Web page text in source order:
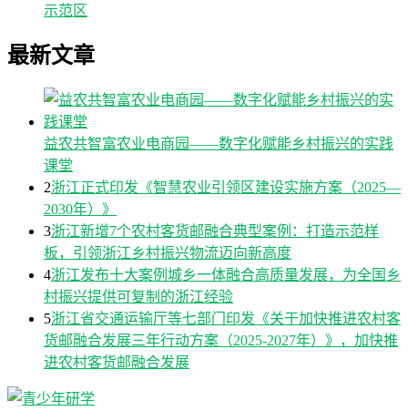
示范区
最新文章
益农共智富农业电商园——数字化赋能乡村振兴的实践
课堂
2浙江正式印发《智慧农业引领区建设实施方案（2025—
2030年）》
3浙江新增7个农村客货邮融合典型案例：打造示范样
板，引领浙江乡村振兴物流迈向新高度
4浙江发布十大案例城乡一体融合高质量发展，为全国乡
村振兴提供可复制的浙江经验
5浙江省交通运输厅等七部门印发《关于加快推进农村客
货邮融合发展三年行动方案（2025-2027年）》，加快推
进农村客货邮融合发展